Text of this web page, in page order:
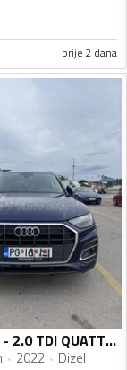
prije 2 dana
Audi - Q5 - 2.0 TDI QUATTRO
2022 Dizel